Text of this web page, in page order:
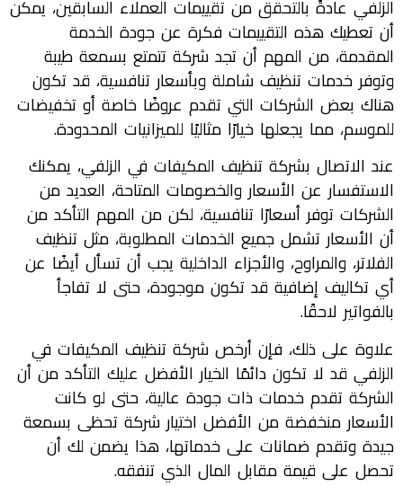
الزلفي عادةً بالتحقق من تقييمات العملاء السابقين، يمكن
أن تعطيك هذه التقييمات فكرة عن جودة الخدمة
المقدمة، من المهم أن تجد شركة تتمتع بسمعة طيبة
وتوفر خدمات تنظيف شاملة وبأسعار تنافسية، قد تكون
هناك بعض الشركات التي تقدم عروضًا خاصة أو تخفيضات
للموسم، مما يجعلها خيارًا مثاليًا للميزانيات المحدودة.
عند الاتصال بشركة تنظيف المكيفات في الزلفي، يمكنك
الاستفسار عن الأسعار والخصومات المتاحة، العديد من
الشركات توفر أسعارًا تنافسية، لكن من المهم التأكد من
أن الأسعار تشمل جميع الخدمات المطلوبة، مثل تنظيف
الفلاتر، والمراوح، والأجزاء الداخلية يجب أن تسأل أيضًا عن
أي تكاليف إضافية قد تكون موجودة، حتى لا تفاجأ
بالفواتير لاحقًا.
علاوة على ذلك، فإن أرخص شركة تنظيف المكيفات في
الزلفي قد لا تكون دائمًا الخيار الأفضل عليك التأكد من أن
الشركة تقدم خدمات ذات جودة عالية، حتى لو كانت
الأسعار منخفضة من الأفضل اختيار شركة تحظى بسمعة
جيدة وتقدم ضمانات على خدماتها، هذا يضمن لك أن
تحصل على قيمة مقابل المال الذي تنفقه.